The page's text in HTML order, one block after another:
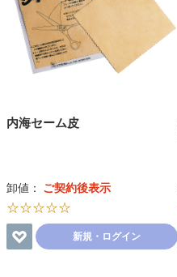
内海セーム皮
卸値： ご契約後表示
☆☆☆☆☆
新規・ログイン